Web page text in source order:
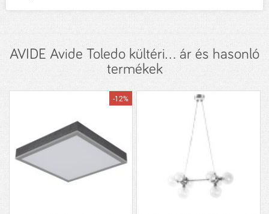
AVIDE Avide Toledo kültéri... ár és hasonló
termékek
-12%